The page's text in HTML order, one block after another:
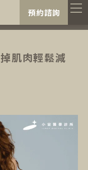
預約諮詢
肌肉輕鬆減